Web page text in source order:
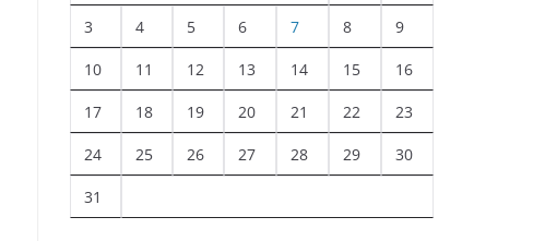
3 4 5 6 7 8 9
10 11 12 13 14 15 16
17 18 19 20 21 22 23
24 25 26 27 28 29 30
31